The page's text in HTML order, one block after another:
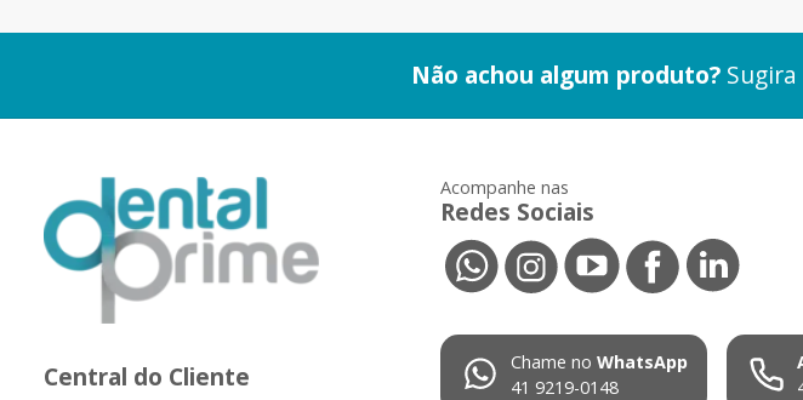
Não achou algum produto?
Central do Cliente
Acompanhe nas
Redes Sociais
Chame no WhatsApp
41 9219-0148